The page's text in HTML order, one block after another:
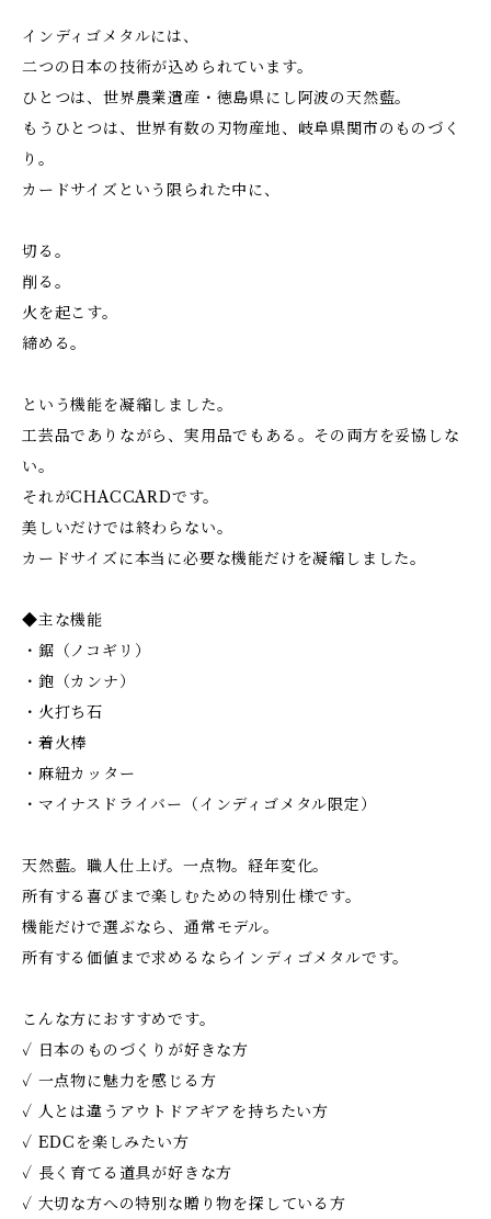
インディゴメタルには、
二つの日本の技術が込められています。
ひとつは、世界農業遺産・徳島県にし阿波の天然藍。
もうひとつは、世界有数の刃物産地、岐阜県関市のものづく
り。
カードサイズという限られた中に、
切る。
削る。
火を起こす。
締める。
という機能を凝縮しました。
工芸品でありながら、実用品でもある。その両方を妥協しな
い。
それがCHACCARDです。
美しいだけでは終わらない。
カードサイズに本当に必要な機能だけを凝縮しました。
◆主な機能
・鋸（ノコギリ）
・鉋（カンナ）
・火打ち石
・着火棒
・麻紐カッター
・マイナスドライバー（インディゴメタル限定）
天然藍。職人仕上げ。一点物。経年変化。
所有する喜びまで楽しむための特別仕様です。
機能だけで選ぶなら、通常モデル。
所有する価値まで求めるならインディゴメタルです。
こんな方におすすめです。
✓ 日本のものづくりが好きな方
✓ 一点物に魅力を感じる方
✓ 人とは違うアウトドアギアを持ちたい方
✓ EDCを楽しみたい方
✓ 長く育てる道具が好きな方
✓ 大切な方への特別な贈り物を探している方